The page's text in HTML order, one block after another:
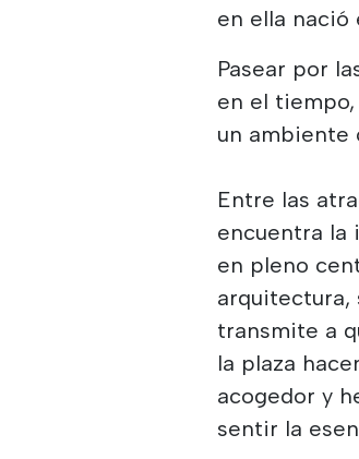
en ella nació
Pasear por
en el
un ambiente
Entre las
encuentra la
en pleno
arquitectura,
transmite a
la plaza
acogedor y
sentir la